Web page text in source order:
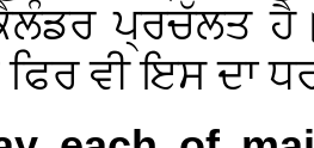
ਪ੍ਰਚੱਲਤ
ਫਿਰ ਵੀ ਇਸ ਦਾ